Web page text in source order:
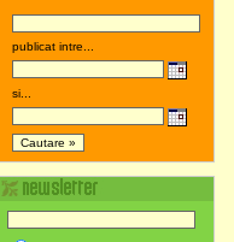
publicat intre...
si...